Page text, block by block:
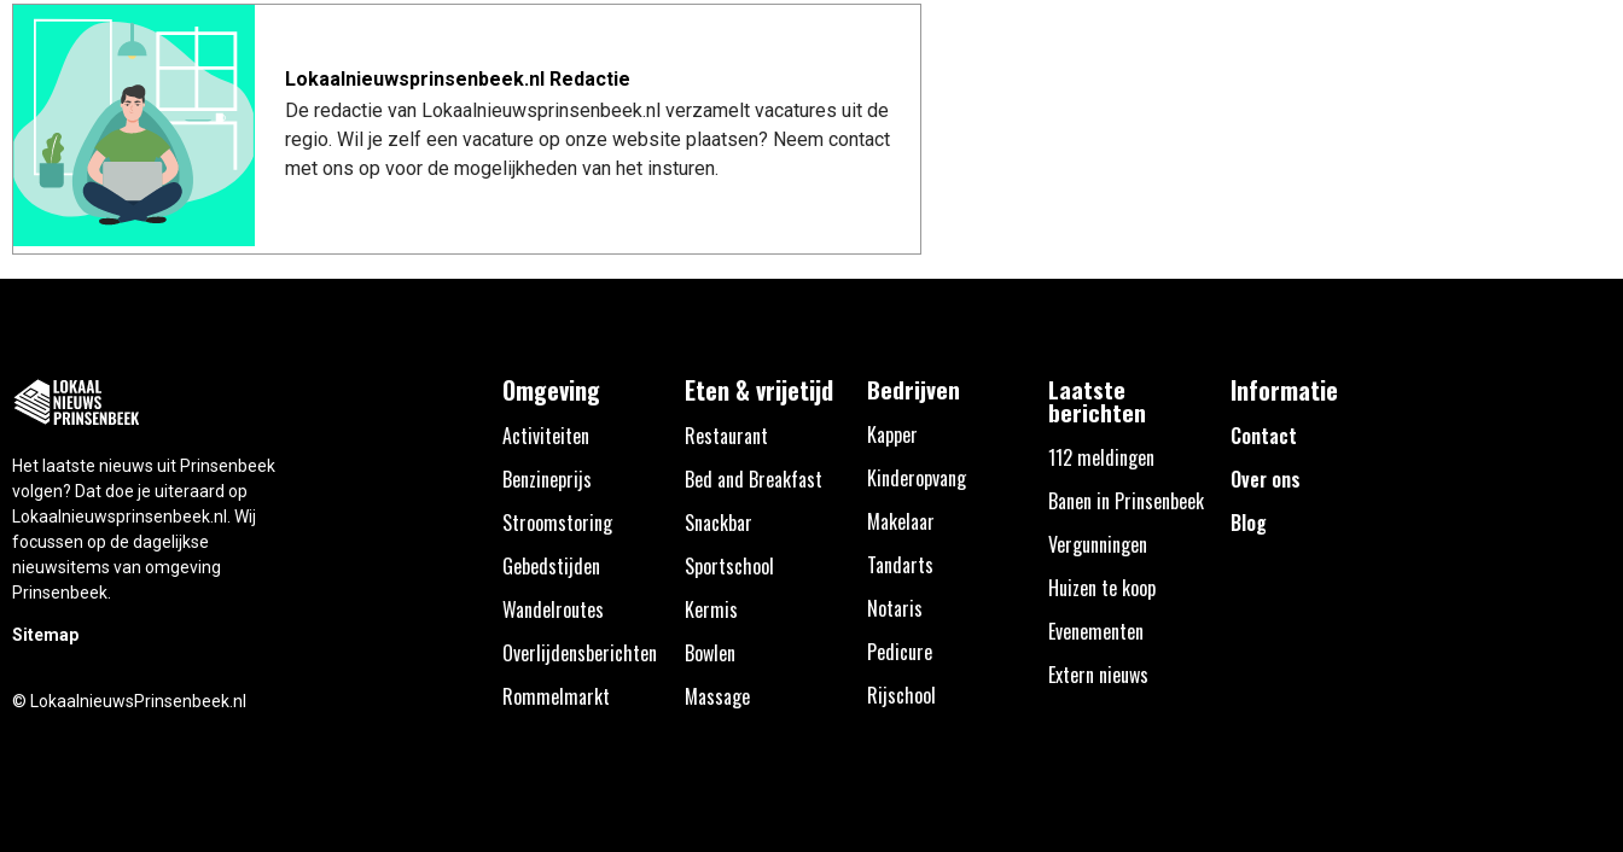
Lokaalnieuwsprinsenbeek.nl Redactie
De redactie van Lokaalnieuwsprinsenbeek.nl verzamelt vacatures uit de
regio. Wil je zelf een vacature op onze website plaatsen? Neem contact
met ons op voor de mogelijkheden van het insturen.
Het laatste nieuws uit Prinsenbeek
volgen? Dat doe je uiteraard op
Lokaalnieuwsprinsenbeek.nl. Wij
focussen op de dagelijkse
nieuwsitems van omgeving
Prinsenbeek.
Sitemap
© LokaalnieuwsPrinsenbeek.nl
Omgeving
Activiteiten
Benzineprijs
Stroomstoring
Gebedstijden
Wandelroutes
Overlijdensberichten
Rommelmarkt
Eten & vrijetijd
Restaurant
Bed and Breakfast
Snackbar
Sportschool
Kermis
Bowlen
Massage
Bedrijven
Kapper
Kinderopvang
Makelaar
Tandarts
Notaris
Pedicure
Rijschool
Laatste
berichten
112 meldingen
Banen in Prinsenbeek
Vergunningen
Huizen te koop
Evenementen
Extern nieuws
Informatie
Contact
Over ons
Blog